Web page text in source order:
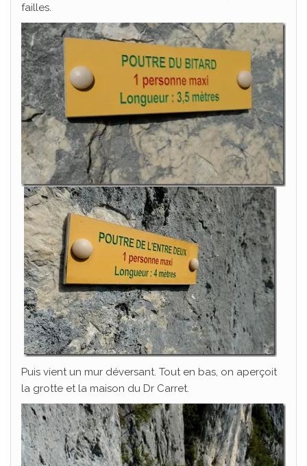
failles.
Puis vient un mur déversant. Tout en bas, on aperçoit
la grotte et la maison du Dr Carret.